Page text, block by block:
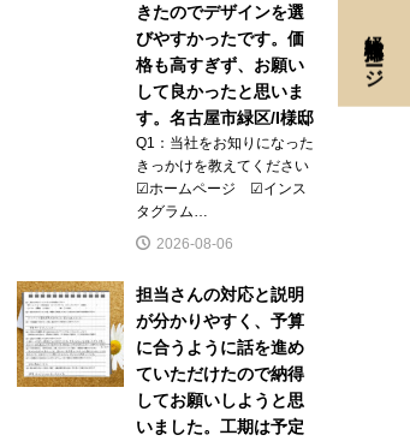
きたのでデザインを選
びやすかったです。価
格も高すぎず、お願い
して良かったと思いま
す。名古屋市緑区/I様邸
Q1：当社をお知りになった
きっかけを教えてください
☑ホームページ ☑インス
タグラム…
2026-08-06
担当さんの対応と説明
が分かりやすく、予算
に合うように話を進め
ていただけたので納得
してお願いしようと思
いました。工期は予定
経験者採用ページ